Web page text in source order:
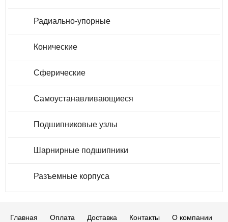
Радиально-упорные
Конические
Сферические
Самоустанавливающиеся
Подшипниковые узлы
Шарнирные подшипники
Разъемные корпуса
Главная Оплата Доставка Контакты
О компании